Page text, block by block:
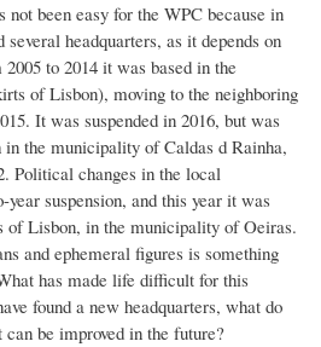
been easy for the WPC because in
headquarters, as it depends on
to 2014 it was based in the
of Lisbon), moving to the neighboring
It was suspended in 2016, but was
the municipality of Caldas d Rainha,
Political changes in the local
suspension, and this year it was
of Lisbon, in the municipality of Oeiras.
and ephemeral figures is something
has made life difficult for this
found a new headquarters, what do
be improved in the future?